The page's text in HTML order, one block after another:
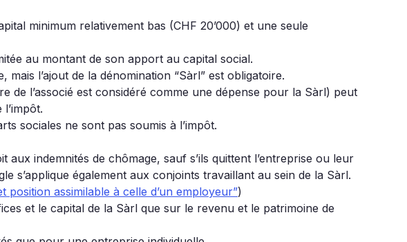
minimum relativement bas (CHF 20’000) et une seule
au montant de son apport au capital social.
mais l’ajout de la dénomination “Sàrl” est obligatoire.
de l’associé est considéré comme une dépense pour la Sàrl) peut
sociales ne sont pas soumis à l’impôt.
aux indemnités de chômage, sauf s’ils quittent l’entreprise ou leur
s’applique également aux conjoints travaillant au sein de la Sàrl.
position assimilable à celle d’un employeur”)
et le capital de la Sàrl que sur le revenu et le patrimoine de